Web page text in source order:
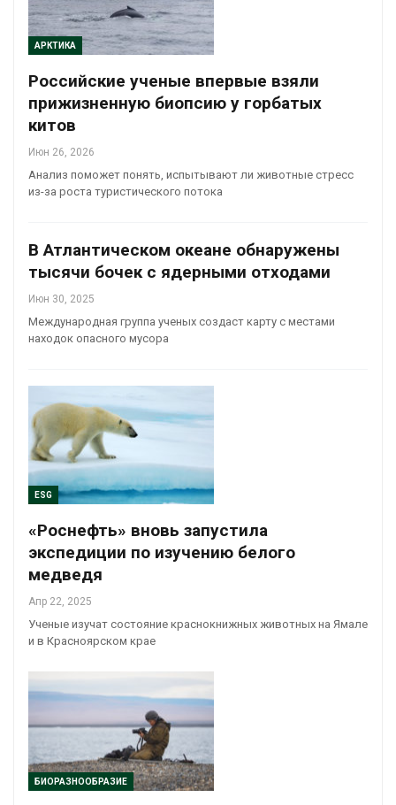
АРКТИКА
Российские ученые впервые взяли
прижизненную биопсию у горбатых
китов
Июн 26, 2026
Анализ поможет понять, испытывают ли животные стресс
из-за роста туристического потока
В Атлантическом океане обнаружены
тысячи бочек с ядерными отходами
Июн 30, 2025
Международная группа ученых создаст карту с местами
находок опасного мусора
ESG
«Роснефть» вновь запустила
экспедиции по изучению белого
медведя
Апр 22, 2025
Ученые изучат состояние краснокнижных животных на Ямале
и в Красноярском крае
БИОРАЗНООБРАЗИЕ